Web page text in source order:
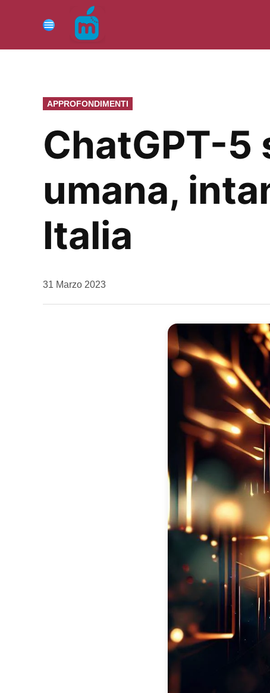
contenuto
Menu
PUBBLICATO
IN
APPROFONDIMENTI
ChatGPT-5
umana,
Italia
da
31 Marzo 2023